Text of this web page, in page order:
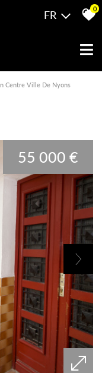
FR 0
Centre Ville De Nyons
55 000 €